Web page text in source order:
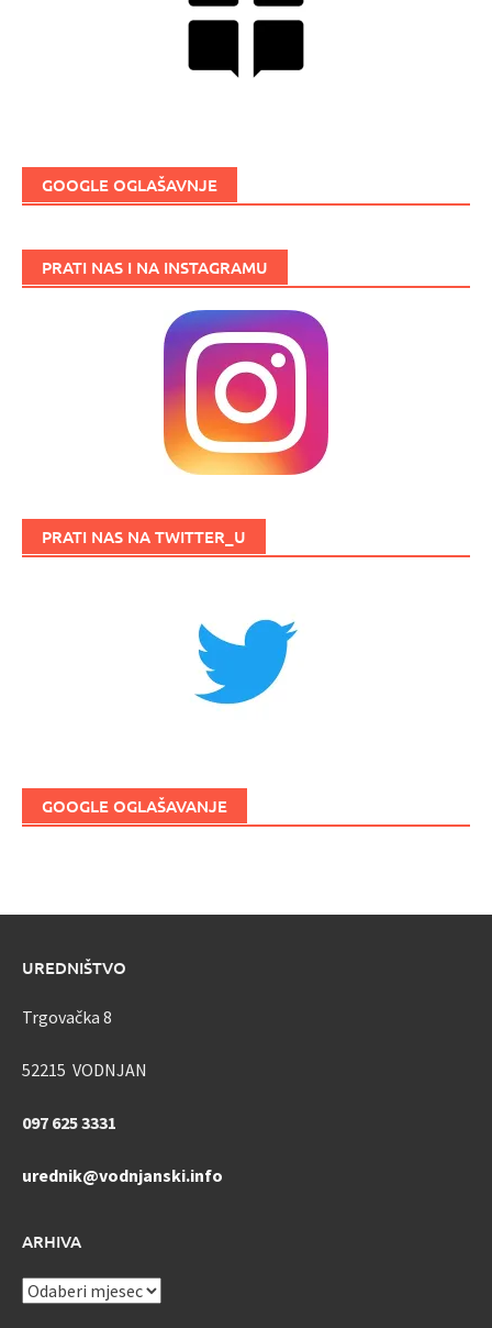
GOOGLE OGLAŠAVNJE
PRATI NAS I NA INSTAGRAMU
PRATI NAS NA TWITTER_U
GOOGLE OGLAŠAVANJE
UREDNIŠTVO
Trgovačka 8
52215 VODNJAN
097 625 3331
urednik@vodnjanski.info
ARHIVA
ARHIVA